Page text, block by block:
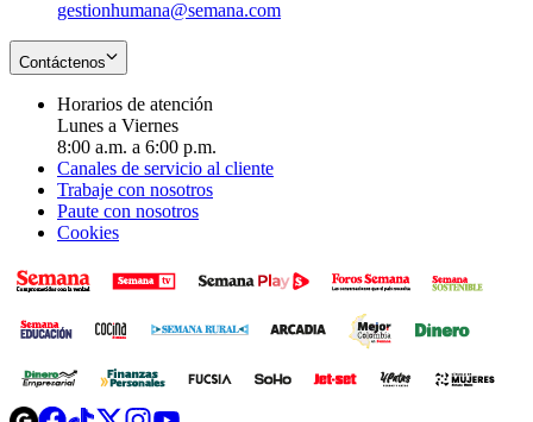
gestionhumana@semana.com
Contáctenos
Horarios de atención
Lunes a Viernes
8:00 a.m. a 6:00 p.m.
Canales de servicio al cliente
Trabaje con nosotros
Paute con nosotros
Cookies
OpensOpensOpensOpens